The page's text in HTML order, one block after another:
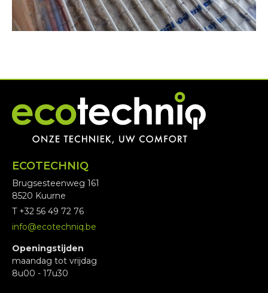
ECOTECHNIQ
Brugsesteenweg 161
8520 Kuurne
T +32 56 49 72 76
info@ecotechniq.be
Openingstijden
maandag tot vrijdag
8u00 - 17u30